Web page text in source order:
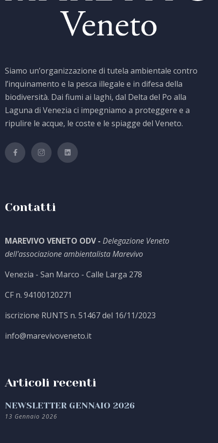
Siamo un’organizzazione di tutela ambientale contro
l’inquinamento e la pesca illegale e in difesa della
biodiversità. Dai fiumi ai laghi, dal Delta del Po alla
Laguna di Venezia ci impegniamo a proteggere e a
ripulire le acque, le coste e le spiagge del Veneto.
Contatti
MAREVIVO VENETO ODV - Delegazione Veneto
dell'associazione ambientalista Marevivo
Venezia - San Marco - Calle Larga 278
CF n. 94100120271
iscrizione RUNTS n. 51467 del 16/11/2023
info@marevivoveneto.it
Articoli recenti
NEWSLETTER GENNAIO 2026
13 Gennaio 2026